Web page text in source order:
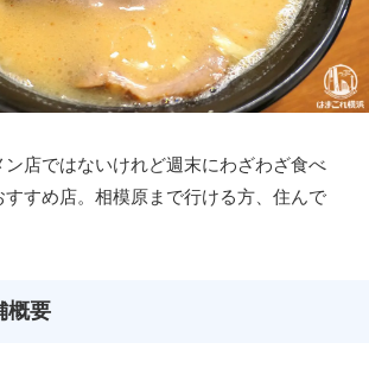
店ではないけれど週末にわざわざ食べ
すすめ店。相模原まで行ける方、住んで
概要